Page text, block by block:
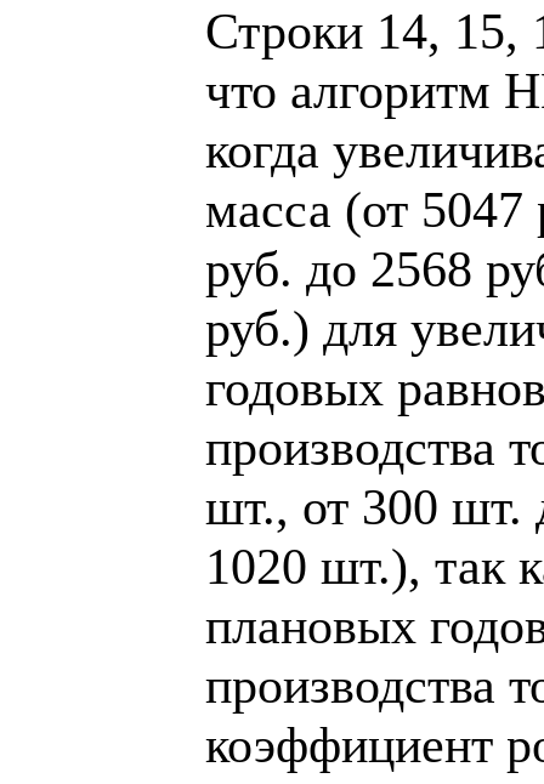
Строки 14, 15,
что алгоритм
когда
масса (от 5047
руб. до 2568
руб.) для
годовых
производства
шт., от 300 шт.
1020 шт.), так
плановых
производства
коэффициент